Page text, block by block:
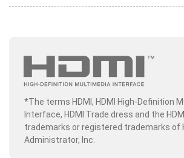
*The terms HDMI, HDMI High-Definition
Interface, HDMI Trade dress and the
trademarks or registered trademarks of
Administrator, Inc.